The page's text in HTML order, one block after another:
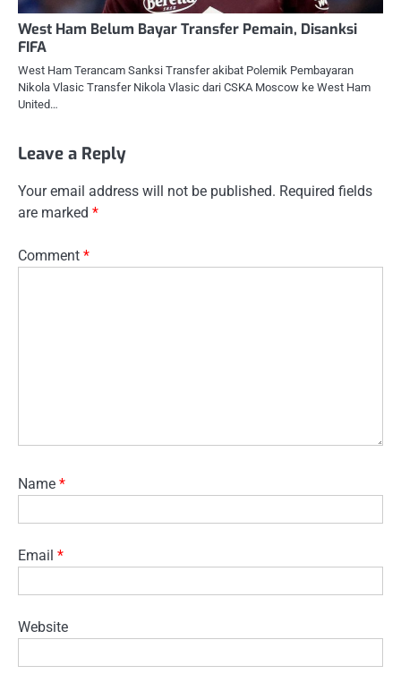
West Ham Belum Bayar Transfer Pemain, Disanksi
FIFA
West Ham Terancam Sanksi Transfer akibat Polemik Pembayaran
Nikola Vlasic Transfer Nikola Vlasic dari CSKA Moscow ke West Ham
United…
Leave a Reply
Your email address will not be published. Required fields
are marked *
Comment *
Name *
Email *
Website